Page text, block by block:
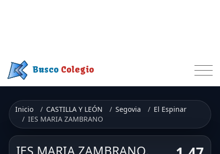
Busco Colegio
Inicio CASTILLA Y LEÓN Segovia
El Espinar
IES MARIA ZAMBRANO
IES MARIA ZAMBRANO,